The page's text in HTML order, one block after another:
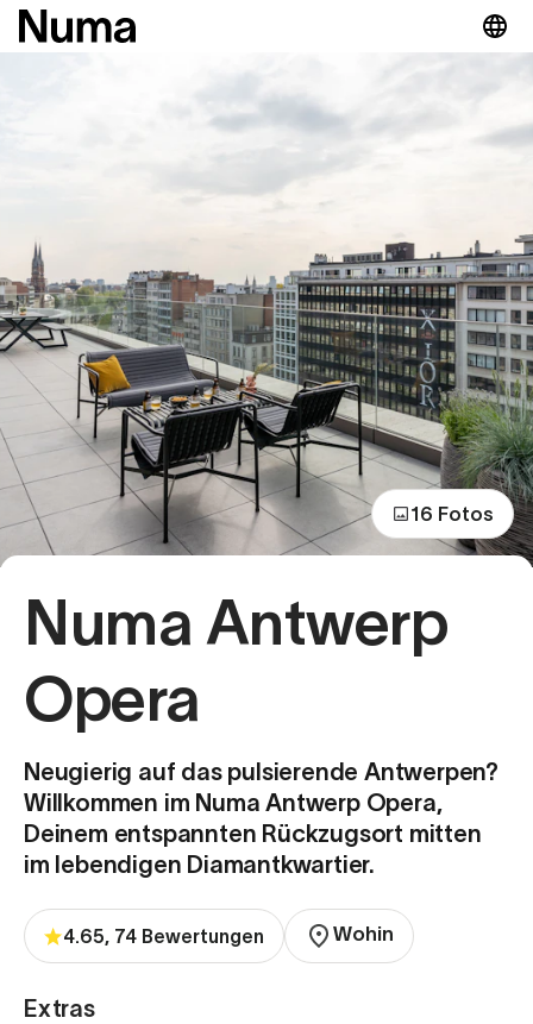
16 Fotos
Numa Antwerp
Opera
Neugierig auf das pulsierende Antwerpen?
Willkommen im Numa Antwerp Opera,
Deinem entspannten Rückzugsort mitten
im lebendigen Diamantkwartier.
4.65, 74 Bewertungen Wohin
Extras